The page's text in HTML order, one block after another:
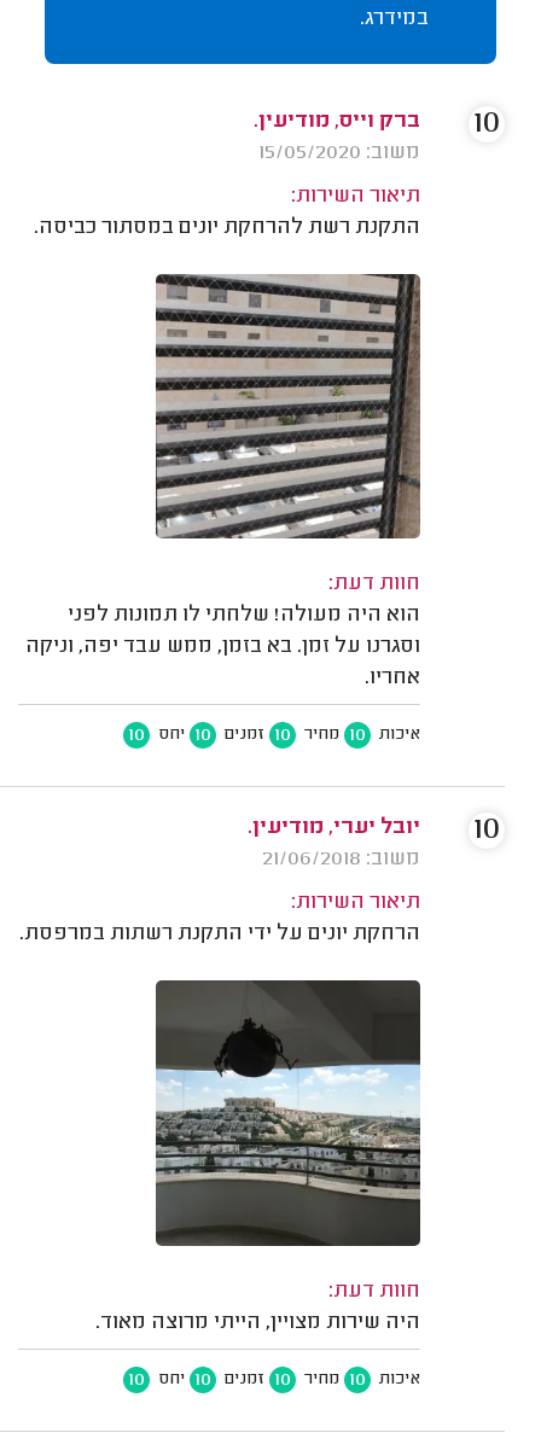
במידרג.
ברק וייס, מודיעין.
משוב: 15/05/2020
תיאור השירות:
התקנת רשת להרחקת יונים במסתור כביסה.
חוות דעת:
הוא היה מעולה! שלחתי לו תמונות לפני
וסגרנו על זמן. בא בזמן, ממש עבד יפה, וניקה
אחריו.
איכות 10 מחיר 10 זמנים 10 יחס 10
10
יובל יערי, מודיעין.
משוב: 21/06/2018
תיאור השירות:
הרחקת יונים על ידי התקנת רשתות במרפסת.
חוות דעת:
היה שירות מצויין, הייתי מרוצה מאוד.
איכות 10 מחיר 10 זמנים 10 יחס 10
10